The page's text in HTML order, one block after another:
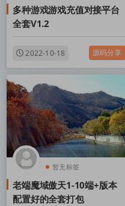
多种游戏游戏充值对接平台
全套V1.2
2022-10-18 源码分享
暂无标签
老端魔域傲天1-10端+版本
配置好的全套打包